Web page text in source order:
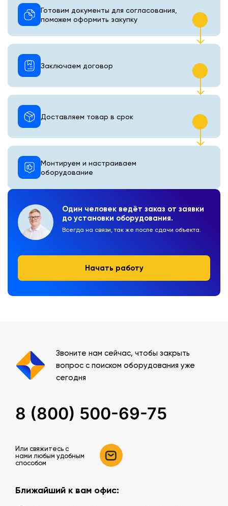
Один человек ведёт заказ от заявки
до установки оборудования.
Всегда на связи, так же после сдачи объекта.
Начать работу
Готовим документы для согласования,
поможем оформить закупку
Монтируем и настраиваем
оборудование
Доставляем товар в срок
Заключаем договор
Звоните нам сейчас, чтобы закрыть
вопрос с поиском оборудования уже
сегодня
8 (800) 500-69-75
Или свяжитесь c
нами любым удобным
способом
Ближайший к вам офис: